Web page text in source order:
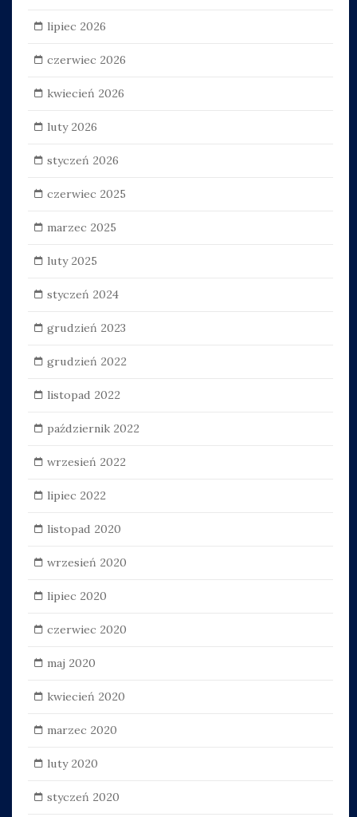
lipiec 2026
czerwiec 2026
kwiecień 2026
luty 2026
styczeń 2026
czerwiec 2025
marzec 2025
luty 2025
styczeń 2024
grudzień 2023
grudzień 2022
listopad 2022
październik 2022
wrzesień 2022
lipiec 2022
listopad 2020
wrzesień 2020
lipiec 2020
czerwiec 2020
maj 2020
kwiecień 2020
marzec 2020
luty 2020
styczeń 2020